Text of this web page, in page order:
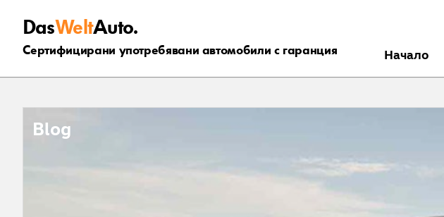
DasWeltAuto.
Сертифицирани употребявани автомобили с гаранция Началo
Blog